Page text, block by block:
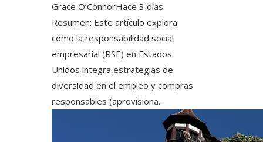
Grace O’ConnorHace 3 días
Resumen: Este artículo explora
cómo la responsabilidad social
empresarial (RSE) en Estados
Unidos integra estrategias de
diversidad en el empleo y compras
responsables (aprovisiona...